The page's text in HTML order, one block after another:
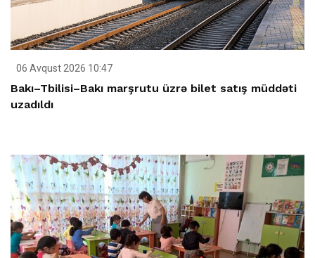
06 Avqust 2026 10:47
Bakı–Tbilisi–Bakı marşrutu üzrə bilet satış müddəti
uzadıldı